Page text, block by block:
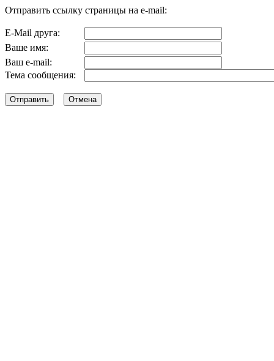
Отправить ссылку страницы на e-mail:
E-Mail друга:
Ваше имя:
Ваш e-mail:
Тема сообщения: